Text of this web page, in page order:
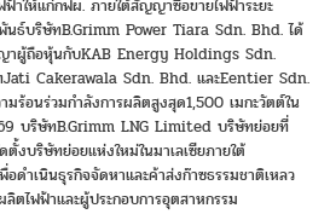
าให้แก่กฟผ. ภายใต้สัญญาซื้อขายไฟฟ้าระยะ
นธ์บริษัทB.Grimm Power Tiara Sdn. Bhd. ได้
ผู้ถือหุ้นกับKAB Energy Holdings Sdn.
Jati Cakerawala Sdn. Bhd. และEentier Sdn.
ร้อนร่วมกำลังการผลิตสูงสุด1,500 เมกะวัตต์ใน
บริษัทB.Grimm LNG Limited บริษัทย่อยที่
งบริษัทย่อยแห่งใหม่ในมาเลเซียภายใต้
ดำเนินธุรกิจจัดหาและค้าส่งก๊าซธรรมชาติเหลว
ตไฟฟ้าและผู้ประกอบการอุตสาหกรรม